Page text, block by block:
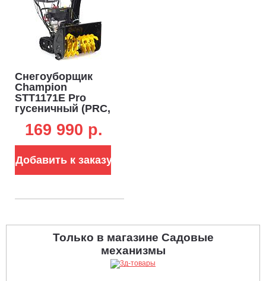
Снегоуборщик
Champion
STT1171E Pro
гусеничный (PRC,
зимний, 375 см3,
эл/стартер 220В,
разблокировка
гусениц, 123,5 кг)
169 990 p.
Добавить к заказу
Только в магазине Садовые
механизмы